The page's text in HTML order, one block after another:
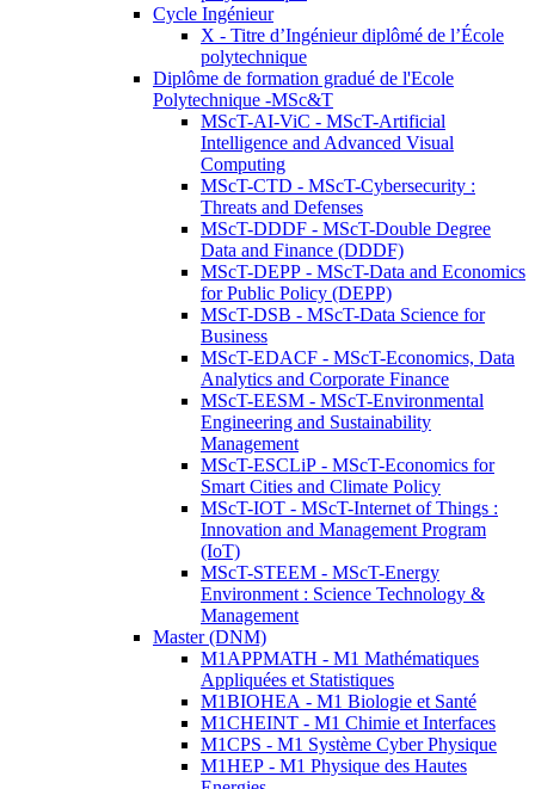
Cycle Ingénieur
X - Titre d’Ingénieur diplômé de l’École
polytechnique
Diplôme de formation gradué de l'Ecole
Polytechnique -MSc&T
MScT-AI-ViC - MScT-Artificial
Intelligence and Advanced Visual
Computing
MScT-CTD - MScT-Cybersecurity :
Threats and Defenses
MScT-DDDF - MScT-Double Degree
Data and Finance (DDDF)
MScT-DEPP - MScT-Data and Economics
for Public Policy (DEPP)
MScT-DSB - MScT-Data Science for
Business
MScT-EDACF - MScT-Economics, Data
Analytics and Corporate Finance
MScT-EESM - MScT-Environmental
Engineering and Sustainability
Management
MScT-ESCLiP - MScT-Economics for
Smart Cities and Climate Policy
MScT-IOT - MScT-Internet of Things :
Innovation and Management Program
(IoT)
MScT-STEEM - MScT-Energy
Environment : Science Technology &
Management
Master (DNM)
M1APPMATH - M1 Mathématiques
Appliquées et Statistiques
M1BIOHEA - M1 Biologie et Santé
M1CHEINT - M1 Chimie et Interfaces
M1CPS - M1 Système Cyber Physique
M1HEP - M1 Physique des Hautes